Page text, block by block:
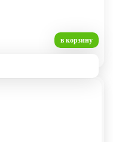
в корзину